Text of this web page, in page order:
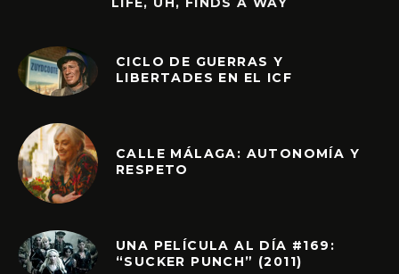
CICLO DE GUERRAS Y
LIBERTADES EN EL ICF
CALLE MÁLAGA: AUTONOMÍA Y
RESPETO
UNA PELÍCULA AL DÍA #169:
“SUCKER PUNCH” (2011)